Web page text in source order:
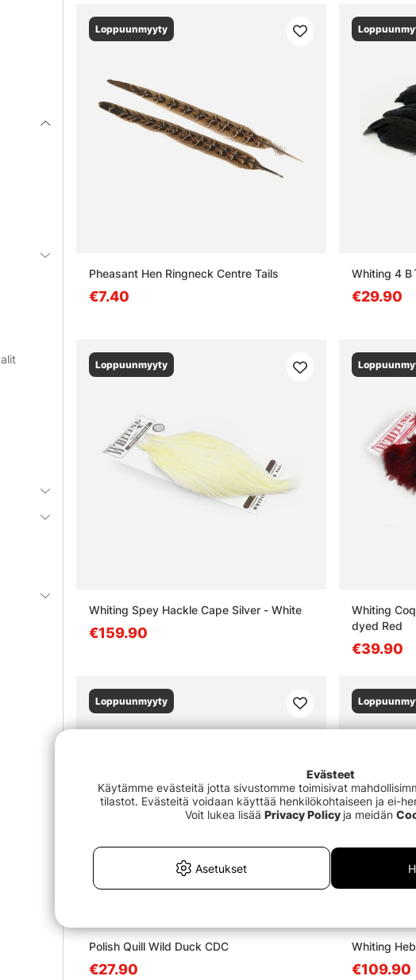
Loppuunmyyty
Pheasant Hen Ringneck Centre Tails
€7.40
Whiting 4
€29.90
Loppuunmyyty
Whiting Spey Hackle Cape Silver - White
€159.90
Whiting
dyed Red
€39.90
Loppuunmyyty
Polish Quill Wild Duck CDC
€27.90
Whiting
€109.90
Evästeet
Käytämme evästeitä jotta sivustomme toimisivat
tilastot. Evästeitä voidaan käyttää henkilökohtaiseen ja ei-
Voit lukea lisää Privacy Policy ja meidän
Asetukset